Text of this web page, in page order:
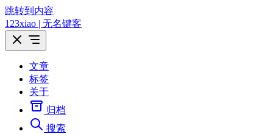
跳转到内容
123xiao | 无名键客
文章
标签
关于
归档
搜索